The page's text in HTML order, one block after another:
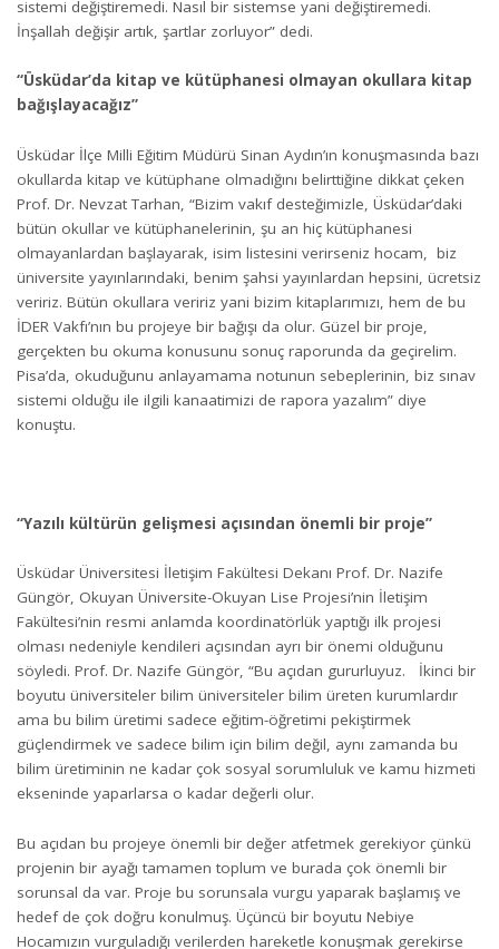
sistemi değiştiremedi. Nasıl bir sistemse yani değiştiremedi.
İnşallah değişir artık, şartlar zorluyor” dedi.
“Üsküdar’da kitap ve kütüphanesi olmayan okullara kitap
bağışlayacağız”
Üsküdar İlçe Milli Eğitim Müdürü Sinan Aydın’ın konuşmasında bazı
okullarda kitap ve kütüphane olmadığını belirttiğine dikkat çeken
Prof. Dr. Nevzat Tarhan, “Bizim vakıf desteğimizle, Üsküdar’daki
bütün okullar ve kütüphanelerinin, şu an hiç kütüphanesi
olmayanlardan başlayarak, isim listesini verirseniz hocam, biz
üniversite yayınlarındaki, benim şahsi yayınlardan hepsini, ücretsiz
veririz. Bütün okullara veririz yani bizim kitaplarımızı, hem de bu
İDER Vakfı’nın bu projeye bir bağışı da olur. Güzel bir proje,
gerçekten bu okuma konusunu sonuç raporunda da geçirelim.
Pisa’da, okuduğunu anlayamama notunun sebeplerinin, biz sınav
sistemi olduğu ile ilgili kanaatimizi de rapora yazalım” diye
konuştu.
“Yazılı kültürün gelişmesi açısından önemli bir proje”
Üsküdar Üniversitesi İletişim Fakültesi Dekanı Prof. Dr. Nazife
Güngör, Okuyan Üniversite-Okuyan Lise Projesi’nin İletişim
Fakültesi’nin resmi anlamda koordinatörlük yaptığı ilk projesi
olması nedeniyle kendileri açısından ayrı bir önemi olduğunu
söyledi. Prof. Dr. Nazife Güngör, “Bu açıdan gururluyuz. İkinci bir
boyutu üniversiteler bilim üniversiteler bilim üreten kurumlardır
ama bu bilim üretimi sadece eğitim-öğretimi pekiştirmek
güçlendirmek ve sadece bilim için bilim değil, aynı zamanda bu
bilim üretiminin ne kadar çok sosyal sorumluluk ve kamu hizmeti
ekseninde yaparlarsa o kadar değerli olur.
Bu açıdan bu projeye önemli bir değer atfetmek gerekiyor çünkü
projenin bir ayağı tamamen toplum ve burada çok önemli bir
sorunsal da var. Proje bu sorunsala vurgu yaparak başlamış ve
hedef de çok doğru konulmuş. Üçüncü bir boyutu Nebiye
Hocamızın vurguladığı verilerden hareketle konuşmak gerekirse